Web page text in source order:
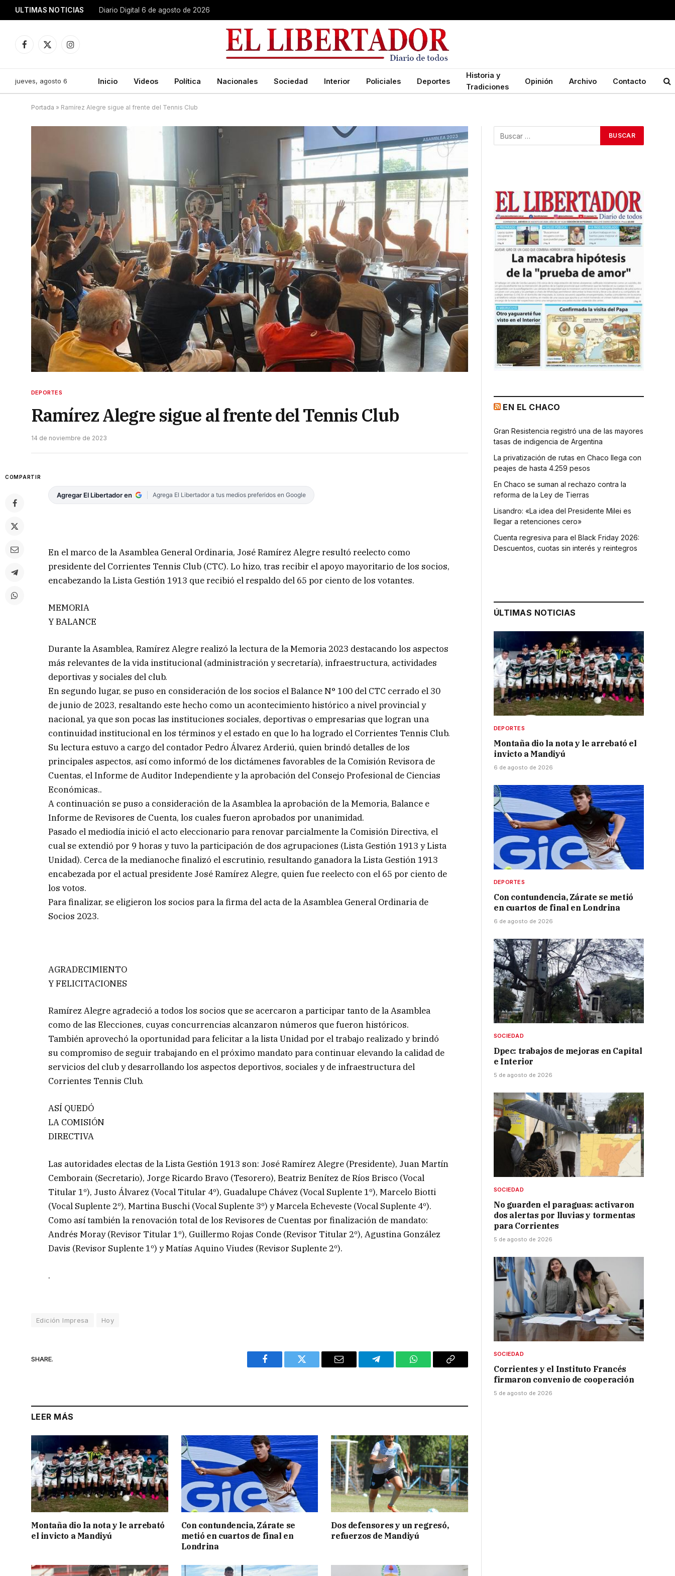
ULTIMAS NOTICIAS Diario Digital 6 de agosto de 2026
Facebook
X
Instagram
jueves, agosto 6 Inicio Videos Política Nacionales Sociedad Interior Policiales Deportes
Historia y
Tradiciones
Opinión Archivo Contacto
Portada » Ramírez Alegre sigue al frente del Tennis Club
DEPORTES
Ramírez Alegre sigue al frente del Tennis Club
14 de noviembre de 2023
COMPARTIR
Agregar El Libertador en Agrega El Libertador a tus medios preferidos en Google
En el marco de la Asamblea General Ordinaria, José Ramírez Alegre resultó reelecto como
presidente del Corrientes Tennis Club (CTC). Lo hizo, tras recibir el apoyo mayoritario de los socios,
encabezando la Lista Gestión 1913 que recibió el respaldo del 65 por ciento de los votantes.
MEMORIA
Y BALANCE
Durante la Asamblea, Ramírez Alegre realizó la lectura de la Memoria 2023 destacando los aspectos
más relevantes de la vida institucional (administración y secretaría), infraestructura, actividades
deportivas y sociales del club.
En segundo lugar, se puso en consideración de los socios el Balance N° 100 del CTC cerrado el 30
de junio de 2023, resaltando este hecho como un acontecimiento histórico a nivel provincial y
nacional, ya que son pocas las instituciones sociales, deportivas o empresarias que logran una
continuidad institucional en los términos y el estado en que lo ha logrado el Corrientes Tennis Club.
Su lectura estuvo a cargo del contador Pedro Álvarez Arderiú, quien brindó detalles de los
principales aspectos, así como informó de los dictámenes favorables de la Comisión Revisora de
Cuentas, el Informe de Auditor Independiente y la aprobación del Consejo Profesional de Ciencias
Económicas..
A continuación se puso a consideración de la Asamblea la aprobación de la Memoria, Balance e
Informe de Revisores de Cuenta, los cuales fueron aprobados por unanimidad.
Pasado el mediodía inició el acto eleccionario para renovar parcialmente la Comisión Directiva, el
cual se extendió por 9 horas y tuvo la participación de dos agrupaciones (Lista Gestión 1913 y Lista
Unidad). Cerca de la medianoche finalizó el escrutinio, resultando ganadora la Lista Gestión 1913
encabezada por el actual presidente José Ramírez Alegre, quien fue reelecto con el 65 por ciento de
los votos.
Para finalizar, se eligieron los socios para la firma del acta de la Asamblea General Ordinaria de
Socios 2023.
AGRADECIMIENTO
Y FELICITACIONES
Ramírez Alegre agradeció a todos los socios que se acercaron a participar tanto de la Asamblea
como de las Elecciones, cuyas concurrencias alcanzaron números que fueron históricos.
También aprovechó la oportunidad para felicitar a la lista Unidad por el trabajo realizado y brindó
su compromiso de seguir trabajando en el próximo mandato para continuar elevando la calidad de
servicios del club y desarrollando los aspectos deportivos, sociales y de infraestructura del
Corrientes Tennis Club.
ASÍ QUEDÓ
LA COMISIÓN
DIRECTIVA
Las autoridades electas de la Lista Gestión 1913 son: José Ramírez Alegre (Presidente), Juan Martín
Cemborain (Secretario), Jorge Ricardo Bravo (Tesorero), Beatriz Benítez de Ríos Brisco (Vocal
Titular 1º), Justo Álvarez (Vocal Titular 4º), Guadalupe Chávez (Vocal Suplente 1º), Marcelo Biotti
(Vocal Suplente 2º), Martina Buschi (Vocal Suplente 3º) y Marcela Echeveste (Vocal Suplente 4º).
Como así también la renovación total de los Revisores de Cuentas por finalización de mandato:
Andrés Moray (Revisor Titular 1º), Guillermo Rojas Conde (Revisor Titular 2º), Agustina González
Davis (Revisor Suplente 1º) y Matías Aquino Viudes (Revisor Suplente 2º).
.
Edición Impresa Hoy
SHARE.
Facebook Twitter Email Telegram WhatsAppCopy
LEER MÁS
Montaña dio la nota y le arrebató
el invicto a Mandiyú
Con contundencia, Zárate se
metió en cuartos de final en
Londrina
Dos defensores y un regresó,
refuerzos de Mandiyú
EN EL CHACO
Gran Resistencia registró una de las mayores
tasas de indigencia de Argentina
La privatización de rutas en Chaco llega con
peajes de hasta 4.259 pesos
En Chaco se suman al rechazo contra la
reforma de la Ley de Tierras
Lisandro: «La idea del Presidente Milei es
llegar a retenciones cero»
Cuenta regresiva para el Black Friday 2026:
Descuentos, cuotas sin interés y reintegros
ÚLTIMAS NOTICIAS
DEPORTES
Montaña dio la nota y le arrebató el
invicto a Mandiyú
6 de agosto de 2026
DEPORTES
Con contundencia, Zárate se metió
en cuartos de final en Londrina
6 de agosto de 2026
SOCIEDAD
Dpec: trabajos de mejoras en Capital
e Interior
5 de agosto de 2026
SOCIEDAD
No guarden el paraguas: activaron
dos alertas por lluvias y tormentas
para Corrientes
5 de agosto de 2026
SOCIEDAD
Corrientes y el Instituto Francés
firmaron convenio de cooperación
5 de agosto de 2026